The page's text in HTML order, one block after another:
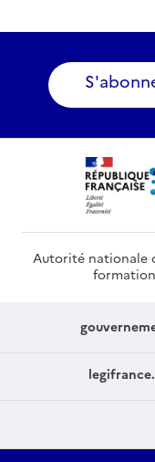
Autorité nationale